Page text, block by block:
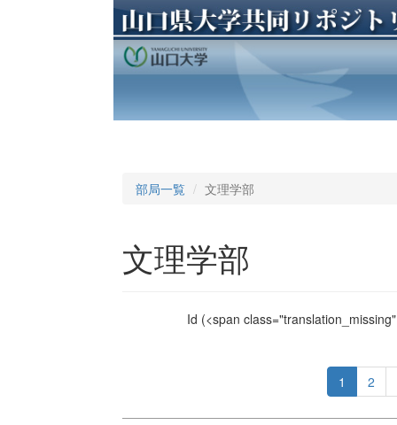
部局一覧 文理学部
文理学部
Id (<span
1 2